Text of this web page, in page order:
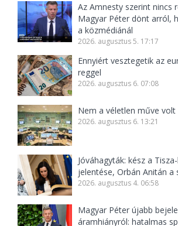
Az Amnesty szerint nincs
Magyar Péter dönt arról,
a közmédiánál
2026. augusztus 5. 17:17
Ennyiért vesztegetik az
reggel
2026. augusztus 6. 07:08
Nem a véletlen műve volt
2026. augusztus 6. 13:21
Jóváhagyták: kész a
jelentése, Orbán Anitán a
2026. augusztus 4. 06:58
Magyar Péter újabb
áramhiányról: hatalmas